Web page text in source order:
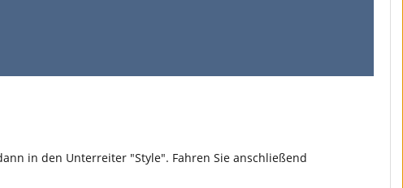
in den Unterreiter "Style". Fahren Sie anschließend